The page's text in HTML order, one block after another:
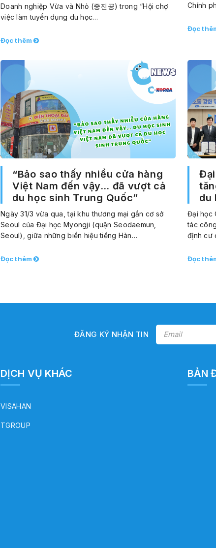
Doanh nghiệp Vừa và Nhỏ (중진공) trong “Hội chợ
việc làm tuyển dụng du học…
Đọc thêm
Chính
Đọc
“Bảo sao thấy nhiều cửa hàng
Việt Nam đến vậy… đã vượt cả
du học sinh Trung Quốc”
Ngày 31/3 vừa qua, tại khu thương mại gần cơ sở
Seoul của Đại học Myongji (quận Seodaemun,
Seoul), giữa những biển hiệu tiếng Hàn…
Đọc thêm
du
Đại học
tác
định cư
Đọc
ĐĂNG KÝ NHẬN TIN
DỊCH VỤ KHÁC
VISAHAN
TGROUP
BẢN